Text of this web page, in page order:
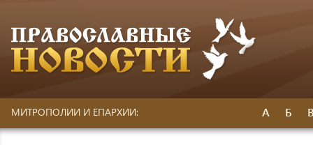
МИТРОПОЛИИ И ЕПАРХИИ: А Б